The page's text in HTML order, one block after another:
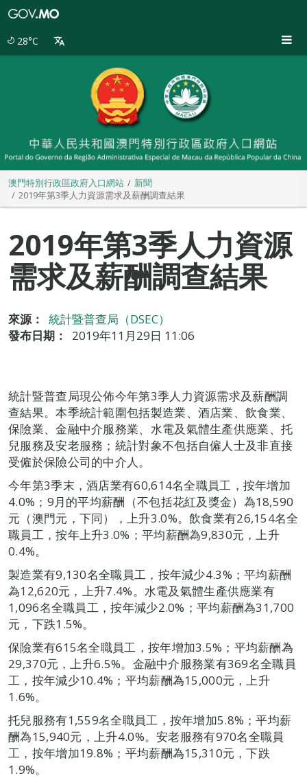
28°C
澳門特別行政區政府入口網站
新聞
2019年第3季人力資源需求及薪酬調查結果
2019年第3季人力資源
需求及薪酬調查結果
來源：
統計暨普查局（DSEC）
發布日期：
2019年11月29日 11:06
統計暨普查局現公佈今年第3季人力資源需求及薪酬調
查結果。本季統計範圍包括製造業、酒店業、飲食業、
保險業、金融中介服務業、水電及氣體生產供應業、托
兒服務及安老服務；統計對象不包括自僱人士及非直接
受僱於保險公司的中介人。
今年第3季末，酒店業有60,614名全職員工，按年增加
4.0%；9月的平均薪酬（不包括花紅及獎金）為18,590
元（澳門元，下同），上升3.0%。飲食業有26,154名全
職員工，按年上升3.0%；平均薪酬為9,830元，上升
0.4%。
製造業有9,130名全職員工，按年減少4.3%；平均薪酬
為12,620元，上升7.4%。水電及氣體生產供應業有
1,096名全職員工，按年減少2.0%；平均薪酬為31,700
元，下跌1.5%。
保險業有615名全職員工，按年增加3.5%；平均薪酬為
29,370元，上升6.5%。金融中介服務業有369名全職員
工，按年減少10.4%；平均薪酬為15,000元，上升
1.6%。
托兒服務有1,559名全職員工，按年增加5.8%；平均薪
酬為15,940元，上升4.0%。安老服務有970名全職員
工，按年增加19.8%；平均薪酬為15,310元，下跌
1.9%。